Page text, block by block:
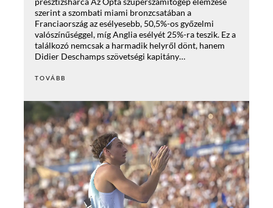
szerint a szombati miami bronzcsatában a
Franciaország az esélyesebb, 50,5%-os győzelmi
valószínűséggel, míg Anglia esélyét 25%-ra teszik. Ez a
találkozó nemcsak a harmadik helyről dönt, hanem
Didier Deschamps szövetségi kapitány…
TOVÁBB